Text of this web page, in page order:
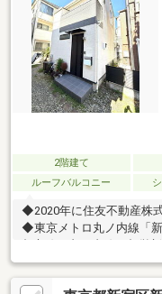
2階建て
ルーフバルコニー
◆2020年に住友不動産株
◆東京メトロ丸ノ内線「
線・東京メトロ副都心線
が少なく、閑静な住宅街